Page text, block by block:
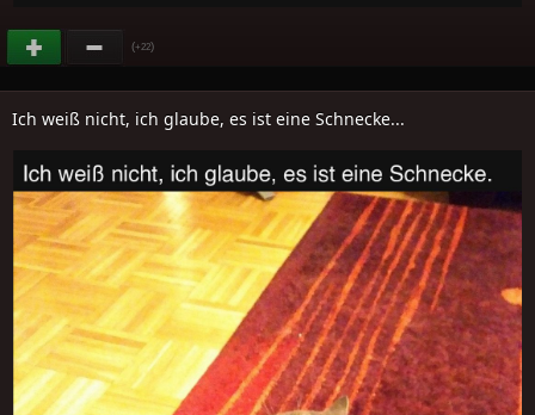
(+22)
Ich weiß nicht, ich glaube, es ist eine Schnecke...